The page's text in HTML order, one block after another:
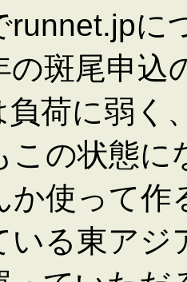
runnet.jpに
の斑尾申込
負荷に弱く
この状態
か使って
いる東アジ